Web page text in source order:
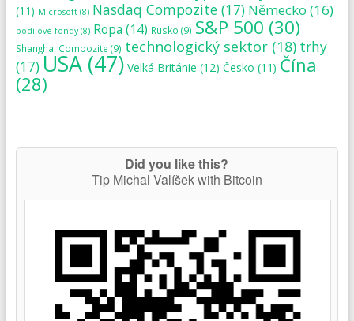
(11) Microsoft(8) Nasdaq Compozite(17) Německo (16)
podílové fondy(8) Ropa (14) Rusko (9) S&P 500 (30)
Shanghai Compozite (9) technologický sektor(18) trhy
(17)USA(47) Velká Británie (12) Česko (11) Čína
(28)
Did you like this?
Tip Michal Valíšek with Bitcoin